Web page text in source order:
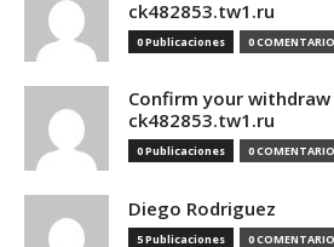
ck482853.tw1.ru
0 Publicaciones 0
Confirm your withdraw
ck482853.tw1.ru
0 Publicaciones 0
Diego Rodriguez
5 Publicaciones 0